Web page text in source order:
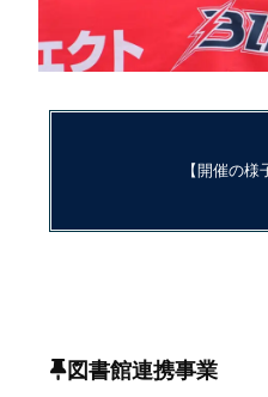
【開催の様
図書館連携事業